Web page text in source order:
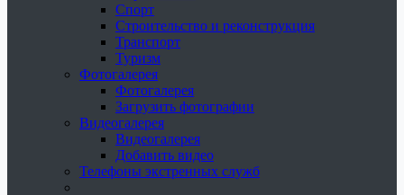
Спорт
Строительство и реконструкция
Транспорт
Туризм
Фотогалерея
Фотогалерея
Загрузить фотографии
Видеогалерея
Видеогалерея
Добавить видео
Телефоны экстренных служб